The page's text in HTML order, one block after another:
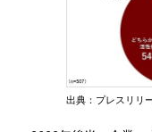
出典：プレスリリ